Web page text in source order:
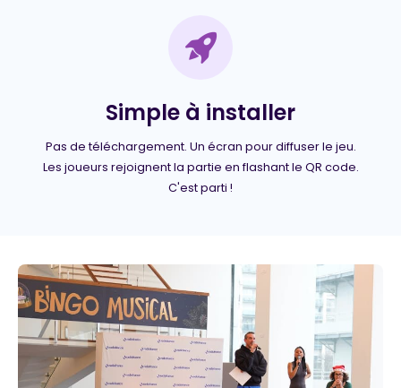
Simple à installer
Pas de téléchargement. Un écran pour diffuser le jeu.
Les joueurs rejoignent la partie en flashant le QR code.
C'est parti !